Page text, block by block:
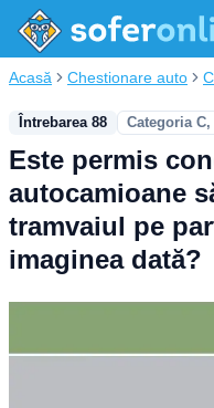
Acasă Chestionare auto
Întrebarea 88 Categoria C,
Este permis
autocamioane
tramvaiul pe
imaginea dată?